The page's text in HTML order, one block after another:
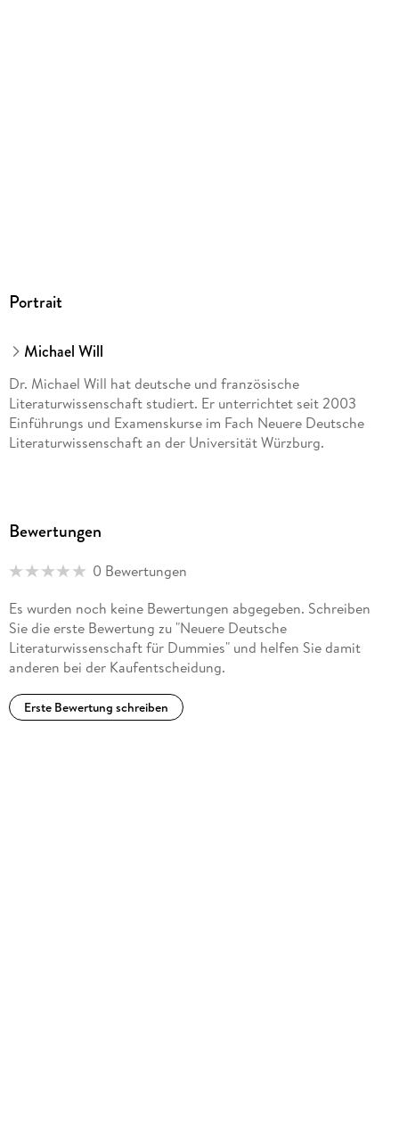
Portrait
Michael Will
Dr. Michael Will hat deutsche und französische
Literaturwissenschaft studiert. Er unterrichtet seit 2003
Einführungs und Examenskurse im Fach Neuere Deutsche
Literaturwissenschaft an der Universität Würzburg.
Bewertungen
0 Bewertungen
Es wurden noch keine Bewertungen abgegeben. Schreiben
Sie die erste Bewertung zu "Neuere Deutsche
Literaturwissenschaft für Dummies" und helfen Sie damit
anderen bei der Kaufentscheidung.
Erste Bewertung schreiben